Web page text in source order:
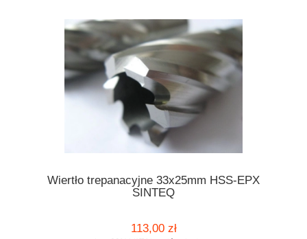
Wiertło trepanacyjne 33x25mm HSS-EPX
SINTEQ
113,00 zł